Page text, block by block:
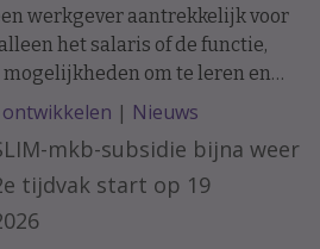
werkgever aantrekkelijk voor
het salaris of de functie,
mogelijkheden om te leren en
doen. Onderzoek naar de
werknemers laat zien dat de
binnen een organisatie op
verschil kunnen maken.
| Nieuws
mkb-subsidie bijna weer
tijdvak start op 19